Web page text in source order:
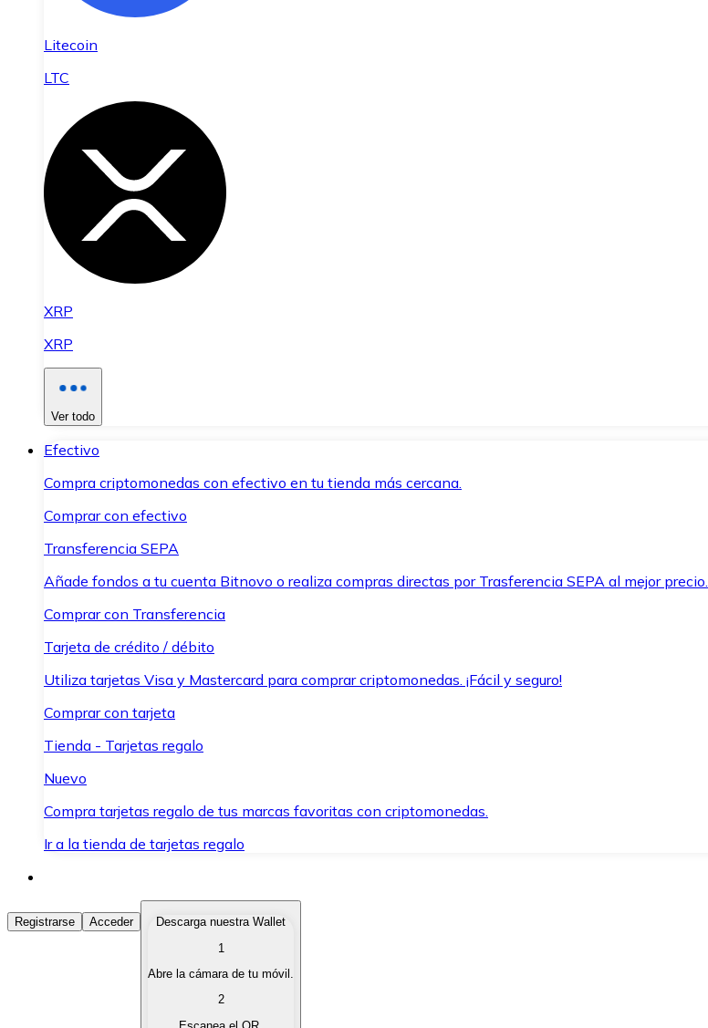
Litecoin
LTC
XRP
XRP
Ver todo
Efectivo
Compra criptomonedas con efectivo en tu tienda más cercana.
Comprar con efectivo
Transferencia SEPA
Añade fondos a tu cuenta Bitnovo o realiza compras directas por Trasferencia SEPA al mejor precio.
Comprar con Transferencia
Tarjeta de crédito / débito
Utiliza tarjetas Visa y Mastercard para comprar criptomonedas. ¡Fácil y seguro!
Comprar con tarjeta
Tienda - Tarjetas regalo
Nuevo
Compra tarjetas regalo de tus marcas favoritas con criptomonedas.
Ir a la tienda de tarjetas regalo
Comprar Criptomonedas
Compra criptomonedas con diferentes métodos de pago.
Vende tus criptomonedas de forma rápida y segura.
Registrarse Acceder
Descarga nuestra Wallet
1
Abre la cámara de tu móvil.
2